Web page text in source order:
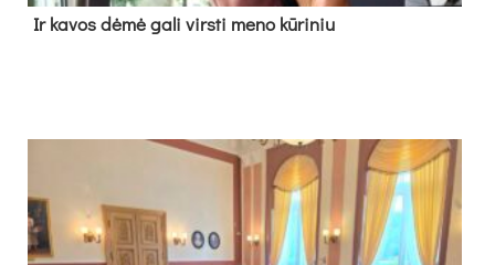
Ir ka­vos dė­mė ga­li virs­ti me­no kū­ri­niu